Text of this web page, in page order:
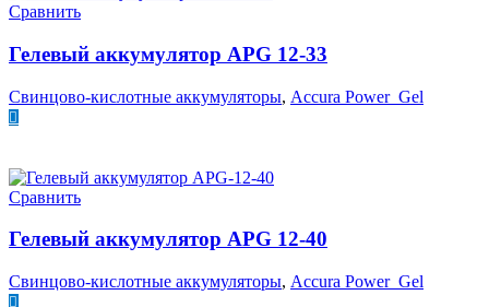
Сравнить
Гелевый аккумулятор APG 12-33
Свинцово-кислотные аккумуляторы, Accura Power Gel
Сравнить
Гелевый аккумулятор APG 12-40
Свинцово-кислотные аккумуляторы, Accura Power Gel